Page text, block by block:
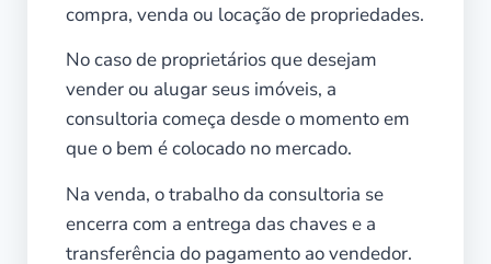
compra, venda ou locação de propriedades.
No caso de proprietários que desejam
vender ou alugar seus imóveis, a
consultoria começa desde o momento em
que o bem é colocado no mercado.
Na venda, o trabalho da consultoria se
encerra com a entrega das chaves e a
transferência do pagamento ao vendedor.